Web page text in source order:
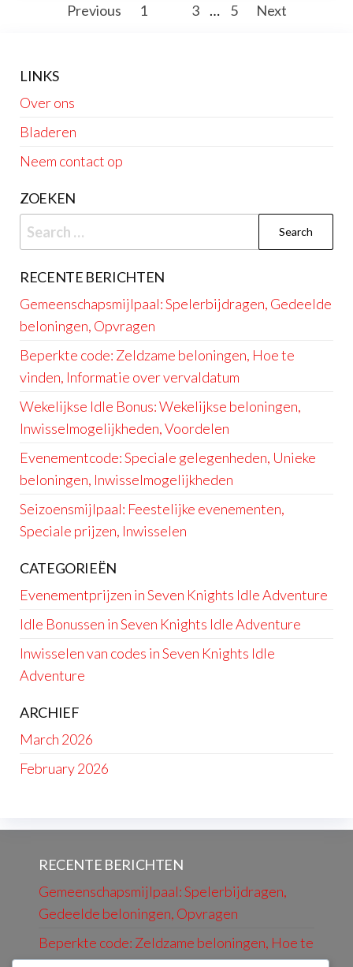
Previous 1 3 … 5 Next
LINKS
Over ons
Bladeren
Neem contact op
ZOEKEN
Search
for:
RECENTE BERICHTEN
Gemeenschapsmijlpaal: Spelerbijdragen, Gedeelde
beloningen, Opvragen
Beperkte code: Zeldzame beloningen, Hoe te
vinden, Informatie over vervaldatum
Wekelijkse Idle Bonus: Wekelijkse beloningen,
Inwisselmogelijkheden, Voordelen
Evenementcode: Speciale gelegenheden, Unieke
beloningen, Inwisselmogelijkheden
Seizoensmijlpaal: Feestelijke evenementen,
Speciale prijzen, Inwisselen
CATEGORIEËN
Evenementprijzen in Seven Knights Idle Adventure
Idle Bonussen in Seven Knights Idle Adventure
Inwisselen van codes in Seven Knights Idle
Adventure
ARCHIEF
March 2026
February 2026
RECENTE BERICHTEN
Gemeenschapsmijlpaal: Spelerbijdragen,
Gedeelde beloningen, Opvragen
Beperkte code: Zeldzame beloningen, Hoe te